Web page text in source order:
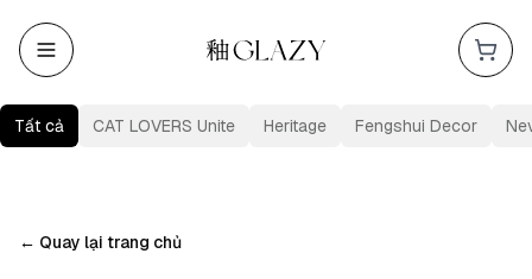
Tất cả CAT LOVERS Unite Heritage Fengshui Decor
← Quay lại trang chủ